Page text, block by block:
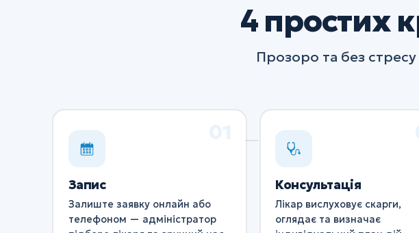
4 простих
Прозоро та без
Запис
Залиште заявку онлайн або
телефоном — адміністратор
Консультація
Лікар вислуховує скарги,
оглядає та визначає